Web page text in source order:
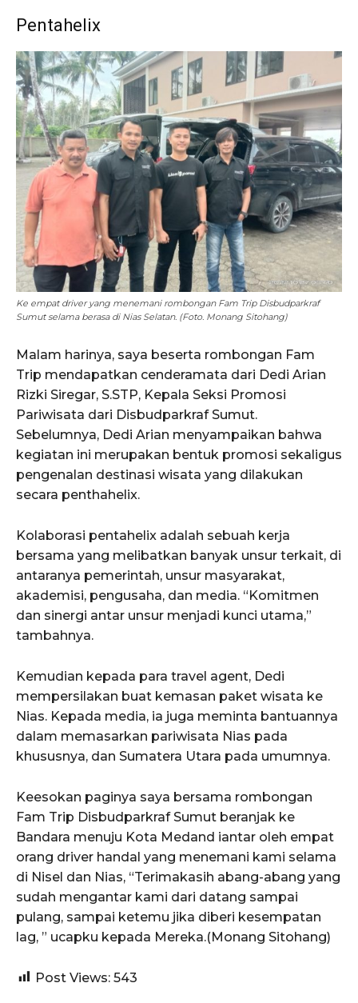
Pentahelix
Ke empat driver yang menemani rombongan Fam Trip Disbudparkraf
Sumut selama berasa di Nias Selatan. (Foto. Monang Sitohang)
Malam harinya, saya beserta rombongan Fam
Trip mendapatkan cenderamata dari Dedi Arian
Rizki Siregar, S.STP, Kepala Seksi Promosi
Pariwisata dari Disbudparkraf Sumut.
Sebelumnya, Dedi Arian menyampaikan bahwa
kegiatan ini merupakan bentuk promosi sekaligus
pengenalan destinasi wisata yang dilakukan
secara penthahelix.
Kolaborasi pentahelix adalah sebuah kerja
bersama yang melibatkan banyak unsur terkait, di
antaranya pemerintah, unsur masyarakat,
akademisi, pengusaha, dan media. “Komitmen
dan sinergi antar unsur menjadi kunci utama,”
tambahnya.
Kemudian kepada para travel agent, Dedi
mempersilakan buat kemasan paket wisata ke
Nias. Kepada media, ia juga meminta bantuannya
dalam memasarkan pariwisata Nias pada
khususnya, dan Sumatera Utara pada umumnya.
Keesokan paginya saya bersama rombongan
Fam Trip Disbudparkraf Sumut beranjak ke
Bandara menuju Kota Medand iantar oleh empat
orang driver handal yang menemani kami selama
di Nisel dan Nias, “Terimakasih abang-abang yang
sudah mengantar kami dari datang sampai
pulang, sampai ketemu jika diberi kesempatan
lag, ” ucapku kepada Mereka.(Monang Sitohang)
Post Views: 543